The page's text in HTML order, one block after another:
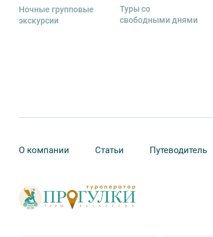
Ночные групповые
экскурсии
Туры со
свободными днями
О компании Статьи Путеводитель